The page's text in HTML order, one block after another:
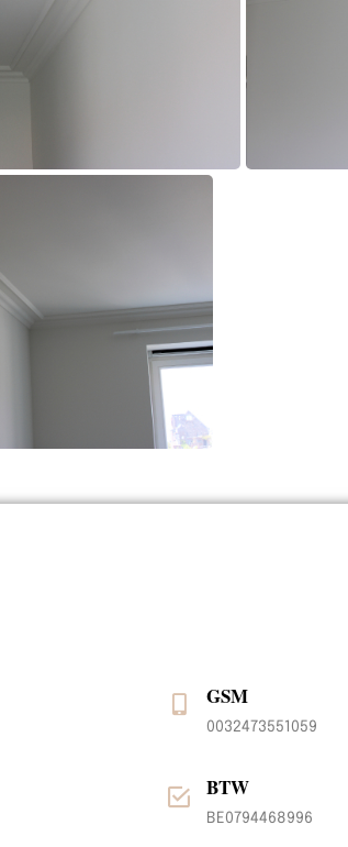
GSM
0032473551059
BTW
BE0794468996